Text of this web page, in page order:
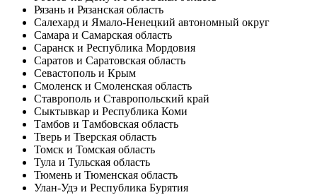
Рязань и Рязанская область
Салехард и Ямало-Ненецкий автономный округ
Самара и Самарская область
Саранск и Республика Мордовия
Саратов и Саратовская область
Севастополь и Крым
Смоленск и Смоленская область
Ставрополь и Ставропольский край
Сыктывкар и Республика Коми
Тамбов и Тамбовская область
Тверь и Тверская область
Томск и Томская область
Тула и Тульская область
Тюмень и Тюменская область
Улан-Удэ и Республика Бурятия